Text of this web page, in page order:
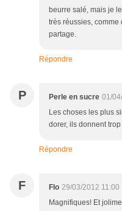
beurre salé, mais je
très réussies, comme
partage.
Répondre
P Perle en sucre 01/
Les choses les plus
dorer, ils donnent
Répondre
F Flo 29/03/2012 11:00
Magnifiques! Et